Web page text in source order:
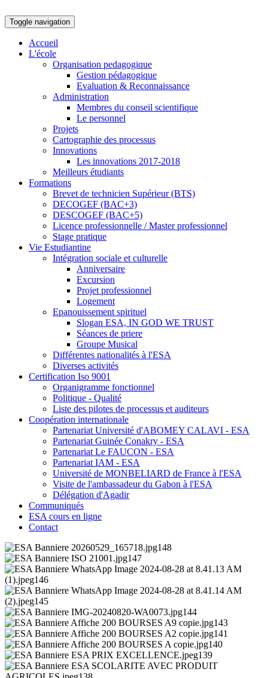
Toggle navigation
Accueil
L'école
Organisation pedagogique
Gestion pédagogique
Evaluation & Reconnaissance
Administration
Membres du conseil scientifique
Le personnel
Projets
Cartographie des processus
Innovations
Les innovations 2017-2018
Meilleurs étudiants
Formations
Brevet de technicien Supérieur (BTS)
DECOGEF (BAC+3)
DESCOGEF (BAC+5)
Licence professionnelle / Master professionnel
Stage pratique
Vie Estudiantine
Intégration sociale et culturelle
Anniversaire
Excursion
Projet professionnel
Logement
Epanouissement spirituel
Slogan ESA, IN GOD WE TRUST
Séances de priere
Groupe Musical
Différentes nationalités à l'ESA
Diverses activités
Certification Iso 9001
Organigramme fonctionnel
Politique - Qualité
Liste des pilotes de processus et auditeurs
Coopération internationale
Partenariat Université d'ABOMEY CALAVI - ESA
Partenariat Guinée Conakry - ESA
Partenariat Le FAUCON - ESA
Partenariat IAM - ESA
Université de MONBELIARD de France à l'ESA
Visite de l'ambassadeur du Gabon à l'ESA
Délégation d'Agadir
Communiqués
ESA cours en ligne
Contact